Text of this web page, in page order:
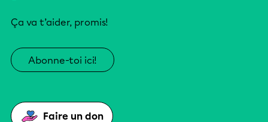
Ça va t’aider, promis!
Abonne-toi ici!
Faire un don